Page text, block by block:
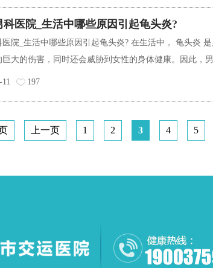
科医院_生活中哪些原因引起龟头炎?
院_生活中哪些原因引起龟头炎? 在生活中， 龟头炎
巨大的伤害，同时还会威胁到女性的身体健康。因此，
197
上一页 1 2 3 4 5